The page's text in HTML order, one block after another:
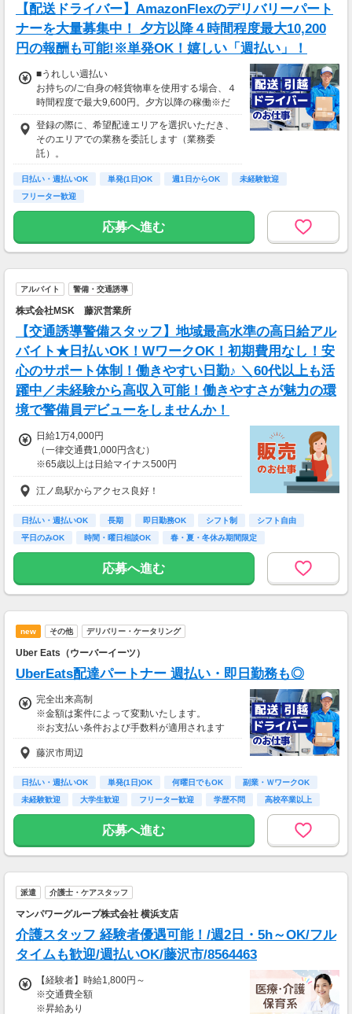
【配送ドライバー】AmazonFlexのデリバリーパート
ナーを大量募集中！ 夕方以降４時間程度最大10,200
円の報酬も可能!※単発OK！嬉しい「週払い」！
■うれしい週払い
お持ちの/ご自身の軽貨物車を使用する場合、４
時間程度で最大9,600円。夕方以降の稼働※だ
と４時間程度で最大10,200円の報酬が獲得可
能！給与ではなく、委託業務に応じた報酬をお
支払いする業務委託のお仕事です。うれしい週
払い。
※関東圏4-6月に１8時以降稼働した場合を想
定。地域により異なります
※報酬は規約にしたがい配達完了の15日後に支
払いますが、可能な場合は、より早く、週払い
で前週稼働分をお支払いします。
登録の際に、希望配達エリアを選択いただき、
そのエリアでの業務を委託します（業務委
登録の際に、希望配達エリアを選択いただき、
そのエリアでの業務を委託します（業務委
託）。
日払い・週払いOK 単発(1日)OK 週1日からOK
未経験歓迎
フリーター歓迎
応募へ進む
アルバイト 警備・交通誘導
株式会社MSK 藤沢営業所
【交通誘導警備スタッフ】地域最高水準の高日給アル
バイト★日払いOK！WワークOK！初期費用なし！安
心のサポート体制！働きやすい日勤♪ ＼60代以上も活
躍中／未経験から高収入可能！働きやすさが魅力の環
境で警備員デビューをしませんか！
日給1万4,000円
（一律交通費1,000円含む）
※65歳以上は日給マイナス500円
※70歳以上は日給マイナス2,000円
---
■交通誘導2級以上の資格をお持ちの方は
日給1万4,000円
※65歳以上は日給マイナス500円
※70歳以上は日給マイナス1,000円
★交通誘導2級（以上）として従事した場合
■65歳～69歳迄では他の年代と同じ現場でも
安全面・体力面の考慮により比較的低負荷の業
70歳以降では低負荷業務や季節により
給与が上記になる場合がございます。
＜月収例＞
月収28万円可能
江ノ島駅からアクセス良好！
日払い・週払いOK 長期 即日勤務OK シフト制
シフト自由
平日のみOK
時間・曜日相談OK
春・夏・冬休み期間限定
副業・ＷワークOK
応募へ進む
new その他 デリバリー・ケータリング
Uber Eats（ウーバーイーツ）
UberEats配達パートナー 週払い・即日勤務も◎
完全出来高制
※金額は案件によって変動いたします。
※お支払い条件および手数料が適用されます
藤沢市周辺
日払い・週払いOK 単発(1日)OK 何曜日でもOK
副業・ＷワークOK
未経験歓迎
大学生歓迎 フリーター歓迎 学歴不問 高校卒業以上
応募へ進む
派遣 介護士・ケアスタッフ
マンパワーグループ株式会社 横浜支店
介護スタッフ 経験者優遇可能！/週2日・5h～OK/フル
タイムも歓迎/週払いOK/藤沢市/8564463
【経験者】時給1,800円～
※交通費全額
※昇給あり